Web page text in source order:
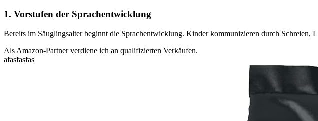
1. Vorstufen der Sprachentwicklung
Bereits im Säuglingsalter beginnt die Sprachentwicklung. Kinder kommunizieren durch Schreien,
Als Amazon-Partner verdiene ich an qualifizierten Verkäufen.
afasfasfas